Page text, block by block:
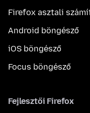
Firefox asztali
Android böngésző
iOS böngésző
Focus böngésző
Fejlesztői Firefox